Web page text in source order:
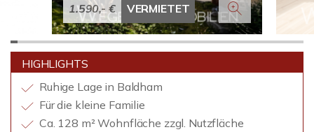
1.590,- € VERMIETET
HIGHLIGHTS
Ruhige Lage in Baldham
Für die kleine Familie
Ca. 128 m² Wohnfläche zzgl. Nutzfläche